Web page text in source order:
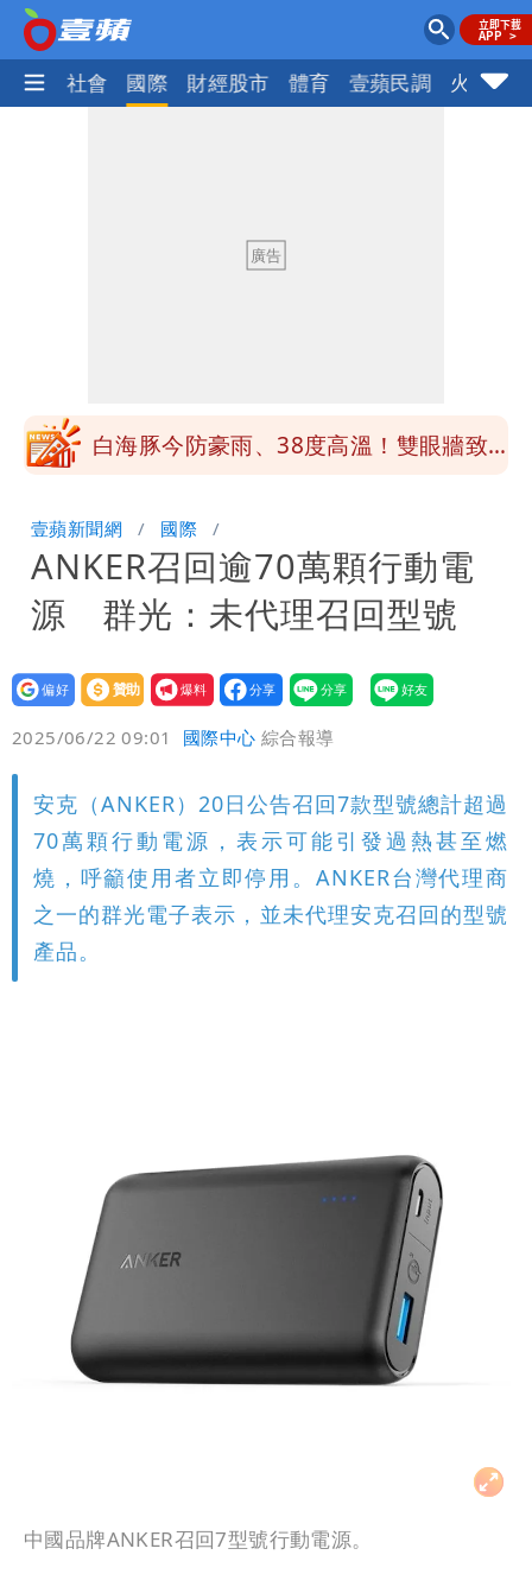
政治 社會 國際 財經股市 體育 壹蘋民調 火線話
1元商品開搶！超市、量販週末優惠 父
黃線停車
白海豚今防豪雨、38度高溫！雙眼牆致
每天看診到半夜
慈濟爆世紀大騙局 AIT發文高級酸！他
笑：真的很會
白海豚大亂！航空66架次取消、船班39
航次停航
姜厚任不信嫩女友「辣手摧花」 創演藝
工會最遺憾1事
白海豚勾到「台灣陸地」了！雙眼牆旋
繞 路徑擺盪
特斯拉衝夜市…猛撞12車！民眾嚇「賓士
救好幾條人命」
他揭日本捐AZ疫苗秘辛「專為台生
產」：終還陳時中清白
白海豚「大轉彎」機率非常小！明強度有
壹蘋新聞網 國際
ANKER召回逾70萬顆行動電
源 群光：未代理召回型號
設為
贊助
我要
爆料
2025/06/22 09:01 國際中心 綜合報導
安克（ANKER）20日公告召回7款型號總計超過
70萬顆行動電源，表示可能引發過熱甚至燃
燒，呼籲使用者立即停用。ANKER台灣代理商
之一的群光電子表示，並未代理安克召回的型號
產品。
中國品牌ANKER召回7型號行動電源。